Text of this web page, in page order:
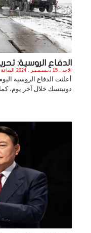
الدفاع الروسية:
الأحد , 15 ديـسـمـبـر , 2024 الساعة 5:56:09 PM
أعلنت الدفاع الروسية
دونيتسك خلال آخر يوم،